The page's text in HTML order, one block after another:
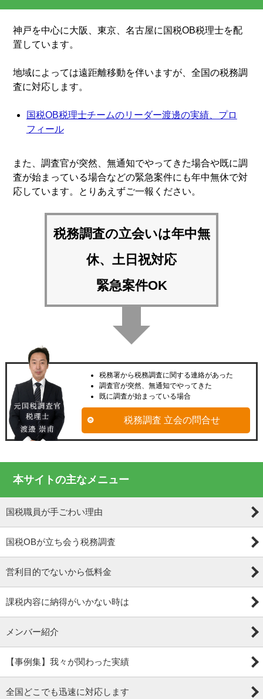
神戸を中心に大阪、東京、名古屋に国税OB税理士を配
置しています。
地域によっては遠距離移動を伴いますが、全国の税務調
査に対応します。
国税OB税理士チームのリーダー渡邊の実績、プロ
フィール
また、調査官が突然、無通知でやってきた場合や既に調
査が始まっている場合などの緊急案件にも年中無休で対
応しています。とりあえずご一報ください。
税務調査の立会いは年中無
休、土日祝対応
緊急案件OK
税務署から税務調査に関する連絡があった
調査官が突然、無通知でやってきた
既に調査が始まっている場合
税務調査 立会の問合せ
本サイトの主なメニュー
国税職員が手ごわい理由
国税OBが立ち会う税務調査
営利目的でないから低料金
課税内容に納得がいかない時は
メンバー紹介
【事例集】我々が関わった実績
全国どこでも迅速に対応します